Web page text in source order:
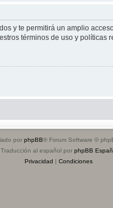
y te permitirá un amplio
términos de uso y
por phpBB® Forum Software ©
Traducción al español por phpBB
Privacidad | Condiciones